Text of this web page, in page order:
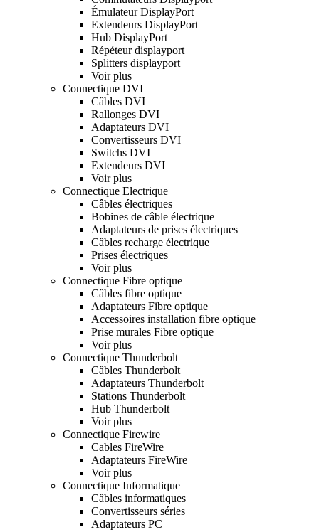
Émulateur DisplayPort
Extendeurs DisplayPort
Hub DisplayPort
Répéteur displayport
Splitters displayport
Voir plus
Connectique DVI
Câbles DVI
Rallonges DVI
Adaptateurs DVI
Convertisseurs DVI
Switchs DVI
Extendeurs DVI
Voir plus
Connectique Electrique
Câbles électriques
Bobines de câble électrique
Adaptateurs de prises électriques
Câbles recharge électrique
Prises électriques
Voir plus
Connectique Fibre optique
Câbles fibre optique
Adaptateurs Fibre optique
Accessoires installation fibre optique
Prise murales Fibre optique
Voir plus
Connectique Thunderbolt
Câbles Thunderbolt
Adaptateurs Thunderbolt
Stations Thunderbolt
Hub Thunderbolt
Voir plus
Connectique Firewire
Cables FireWire
Adaptateurs FireWire
Voir plus
Connectique Informatique
Câbles informatiques
Convertisseurs séries
Adaptateurs PC